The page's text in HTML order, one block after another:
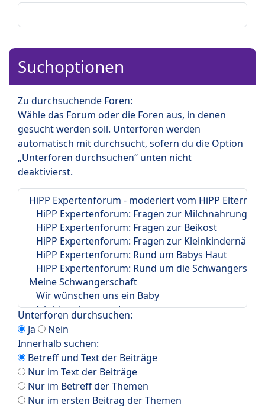
Suchoptionen
Zu durchsuchende Foren:
Wähle das Forum oder die Foren aus, in denen
gesucht werden soll. Unterforen werden
automatisch mit durchsucht, sofern du die Option
„Unterforen durchsuchen“ unten nicht
deaktivierst.
Unterforen durchsuchen:
Ja
Nein
Innerhalb suchen:
Betreff und Text der Beiträge
Nur im Text der Beiträge
Nur im Betreff der Themen
Nur im ersten Beitrag der Themen